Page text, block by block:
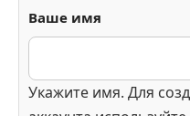
Ваше имя
Укажите имя. Для